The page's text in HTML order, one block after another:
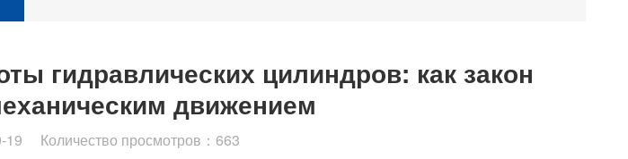
гидравлических цилиндров: как закон
движением
19 Количество просмотров：663